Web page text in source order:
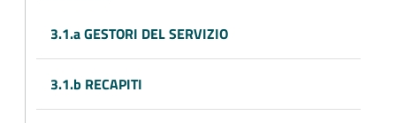
3.1.a GESTORI DEL SERVIZIO
3.1.b RECAPITI